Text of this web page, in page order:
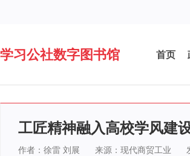
学习公社数字图书馆 首页
工匠精神融入高校学风建
作者：徐雷 刘展 来源：现代商贸工业